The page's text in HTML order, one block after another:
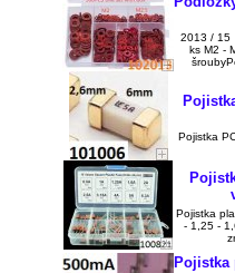
2013 / 15
ks M2 -
Pojistka
Pojistka
- 1,25 -
Pojistka